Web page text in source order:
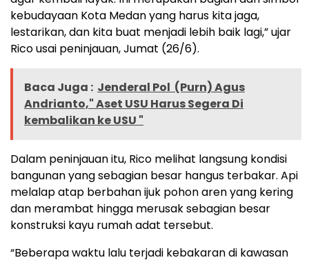
kebudayaan Kota Medan yang harus kita jaga,
lestarikan, dan kita buat menjadi lebih baik lagi,” ujar
Rico usai peninjauan, Jumat (26/6).
Baca Juga : Jenderal Pol (Purn) Agus
Andrianto," Aset USU Harus Segera Di
kembalikan ke USU "
Dalam peninjauan itu, Rico melihat langsung kondisi
bangunan yang sebagian besar hangus terbakar. Api
melalap atap berbahan ijuk pohon aren yang kering
dan merambat hingga merusak sebagian besar
konstruksi kayu rumah adat tersebut.
“Beberapa waktu lalu terjadi kebakaran di kawasan